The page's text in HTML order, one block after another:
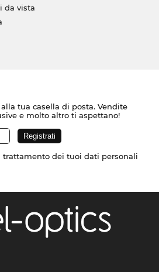
da vista
tua casella di posta. Vendite
e molto altro ti aspettano!
dei tuoi dati personali